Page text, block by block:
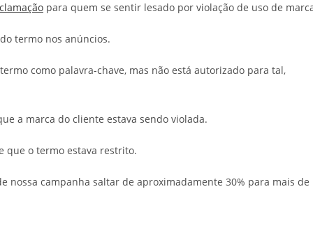
para quem se sentir lesado por violação de uso de
termo nos anúncios.
como palavra-chave, mas não está autorizado para tal,
a marca do cliente estava sendo violada.
que o termo estava restrito.
nossa campanha saltar de aproximadamente 30% para mais de